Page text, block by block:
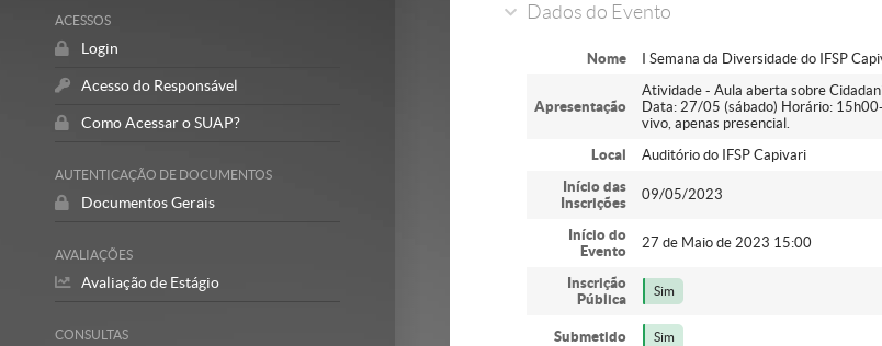
ACESSOS
Login
Acesso do Responsável
Como Acessar o SUAP?
AUTENTICAÇÃO DE DOCUMENTOS
Documentos Gerais
AVALIAÇÕES
Avaliação de Estágio
CONSULTAS
Dados do Evento
Nome I Semana da Diversidade do IFSP
Apresentação
Atividade - Aula aberta sobre
Data: 27/05 (sábado) Horário:
vivo, apenas presencial.
Local
Auditório do IFSP Capivari
Início das
Inscrições
09/05/2023
Início do
Evento
27 de Maio de 2023 15:00
Inscrição
Pública
Sim
Submetido Sim